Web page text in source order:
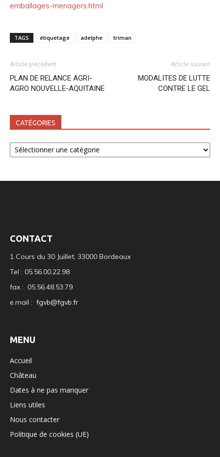
emballages-menagers.html
TAGS étiquetage adelphe triman
Article précédent
PLAN DE RELANCE AGRI-
AGRO NOUVELLE-AQUITAINE
Article suivant
MODALITES DE LUTTE
CONTRE LE GEL
CATÉGORIES
Catégories
CONTACT
1 Cours du 30 Juillet, 33000 Bordeaux
Tel : 05.56.00.22.98
fax : 05.56.48.53.79
e.mail : fgvb@fgvb.fr
MENU
Accueil
Château
Dates à ne pas manquer
Liens utiles
Nous contacter
Politique de cookies (UE)